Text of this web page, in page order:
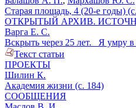
Старая площадь, 4 (20-е годы)
ОТКРЫТЫЙ АРХИВ.
Варга Е. С.
Вскрыть через 25 лет. _Я умру
Текст статьи
ПРОЕКТЫ
Шилин К.
Академия жизни (с. 184)
СООБЩЕНИЯ